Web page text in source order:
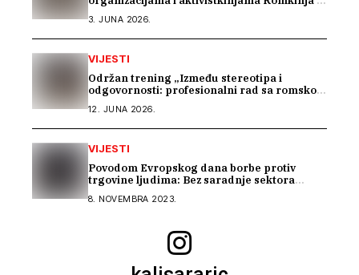
3. JUNA 2026.
VIJESTI
Održan trening „Između stereotipa i
odgovornosti: profesionalni rad sa romskom
12. JUNA 2026.
VIJESTI
Povodom Evropskog dana borbe protiv
trgovine ljudima: Bez saradnje sektora
8. NOVEMBRA 2023.